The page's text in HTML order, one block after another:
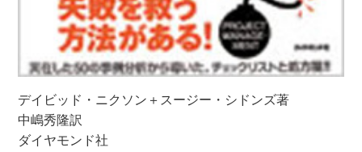
デイビッド・ニクソン＋スージー・シドンズ著
中嶋秀隆訳
ダイヤモンド社